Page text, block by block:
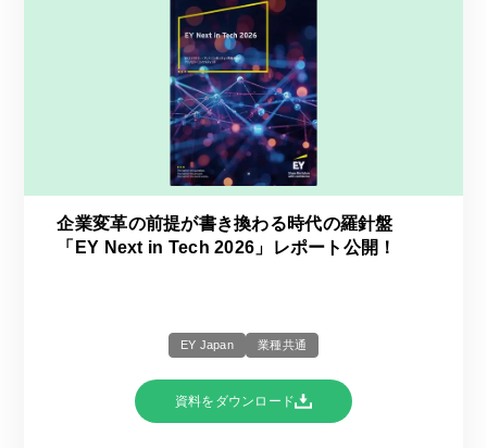
企業変革の前提が書き換わる時代の羅針盤
「EY Next in Tech 2026」レポート公開！
EY Japan 業種共通
資料をダウンロード